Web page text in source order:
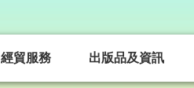
經貿服務 出版品及資訊